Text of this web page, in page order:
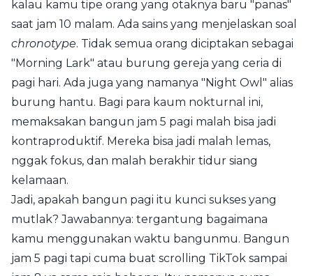
kalau kamu tipe orang yang otaknya baru "panas"
saat jam 10 malam. Ada sains yang menjelaskan soal
chronotype. Tidak semua orang diciptakan sebagai
"Morning Lark" atau burung gereja yang ceria di
pagi hari. Ada juga yang namanya "Night Owl" alias
burung hantu. Bagi para kaum nokturnal ini,
memaksakan bangun jam 5 pagi malah bisa jadi
kontraproduktif. Mereka bisa jadi malah lemas,
nggak fokus, dan malah berakhir tidur siang
kelamaan.
Jadi, apakah bangun pagi itu kunci sukses yang
mutlak? Jawabannya: tergantung bagaimana
kamu menggunakan waktu bangunmu. Bangun
jam 5 pagi tapi cuma buat scrolling TikTok sampai